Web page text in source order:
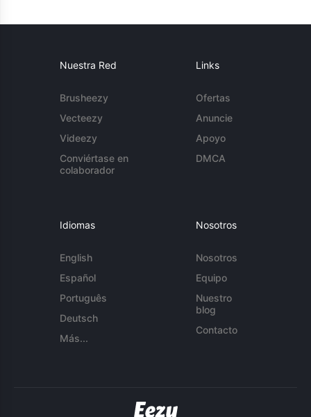
Nuestra Red
Brusheezy
Vecteezy
Videezy
Conviértase en
colaborador
Links
Ofertas
Anuncie
Apoyo
DMCA
Idiomas
English
Español
Português
Deutsch
Más...
Nosotros
Nosotros
Equipo
Nuestro
blog
Contacto